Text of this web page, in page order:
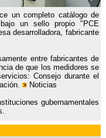
un completo catálogo de
un sello propio "PCE
desarrolladora, fabricante
entre fabricantes de
de que los medidores se
Consejo durante el
Noticias
gubernamentales